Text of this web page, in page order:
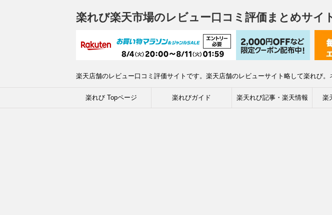
楽れび楽天市場のレビュー口コミ評価まとめサイ
楽天店舗のレビュー口コミ評価サイトです。楽天店舗のレビューサイト略して楽れび
楽れび Topページ 楽れびガイド 楽天れび記事・楽天情報 楽